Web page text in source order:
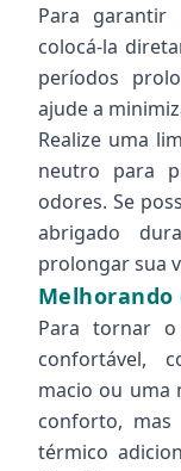
Para garantir
colocá-la
períodos
ajude a
Realize uma
neutro para
odores. Se
abrigado
prolongar sua
Melhorando
Para tornar
confortável,
macio ou uma
conforto, mas
térmico